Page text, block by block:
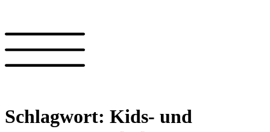
Schlagwort: Kids- und